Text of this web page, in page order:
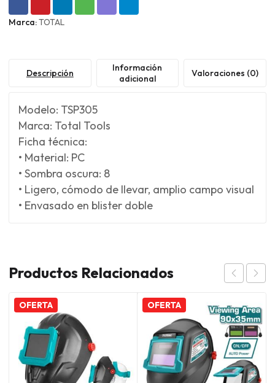
Marca:TOTAL
Descripción
Información
adicional
Valoraciones (0)
Modelo: TSP305
Marca: Total Tools
Ficha técnica:
• Material: PC
• Sombra oscura: 8
• Ligero, cómodo de llevar, amplio campo visual
• Envasado en blister doble
Productos Relacionados
OFERTA OFERTA